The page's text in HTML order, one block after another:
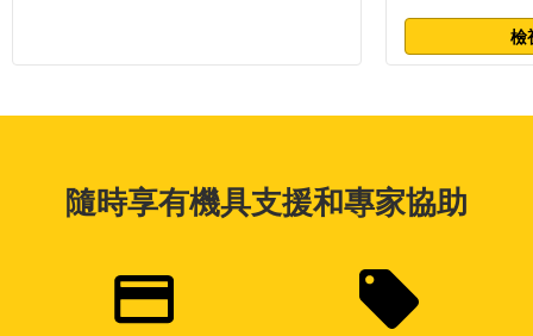
檢
隨時享有機具支援和專家協助